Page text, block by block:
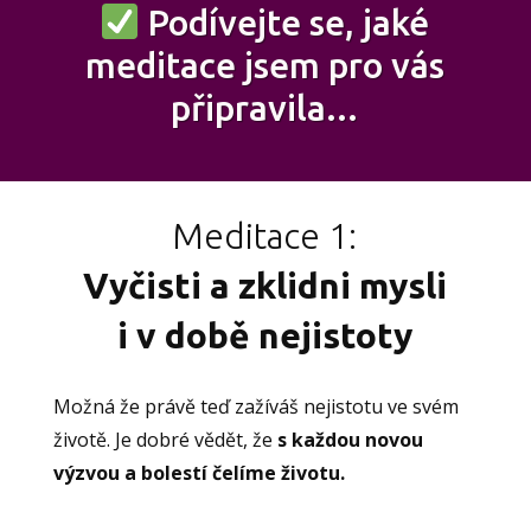
Podívejte se, jaké
meditace jsem pro vás
připravila...
Meditace 1:
Vyčisti a zklidni mysli
i v době nejistoty
Možná že právě teď zažíváš nejistotu ve svém
životě. Je dobré vědět, že s každou novou
výzvou a bolestí čelíme životu.